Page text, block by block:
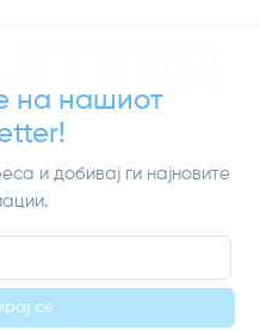
на нашиот
и добивај ги најновите
се